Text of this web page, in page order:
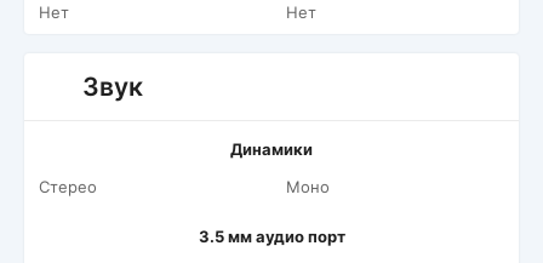
Нет
Нет
Звук
Динамики
Стерео
Моно
3.5 мм аудио порт